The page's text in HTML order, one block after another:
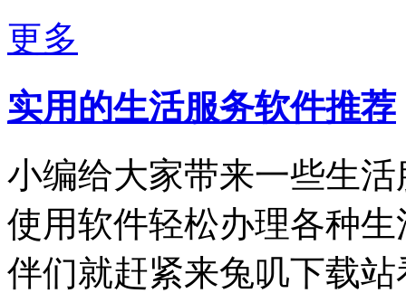
更多
实用的生活服务软件推荐
小编给大家带来一些生
使用软件轻松办理各种
伴们就赶紧来兔叽下载